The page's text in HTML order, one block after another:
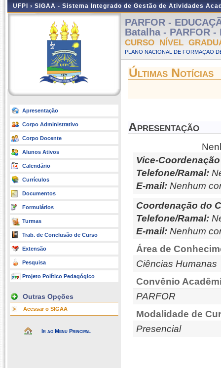
UFPI › SIGAA - Sistema Integrado de Gestão de Atividades
Apresentação
Corpo Administrativo
Corpo Docente
Alunos Ativos
Calendário
Currículos
Documentos
Formulários
Turmas
Trab. de Conclusão de Curso
Extensão
Pesquisa
Projeto Político Pedagógico
Outras Opções
Acessar o SIGAA
Ir ao Menu Principal
PARFOR -
Batalha - PARFOR
CURSO NÍVEL
PLANO NACIONAL DE FORMAÇAO
Últimas Notícias
Apresentação
Vice-
Telefone/Ramal:
E-mail: Nenhum
Coordenação do
Telefone/Ramal:
E-mail: Nenhum
Área de
Ciências Humanas
Convênio
PARFOR
Modalidade de
Presencial